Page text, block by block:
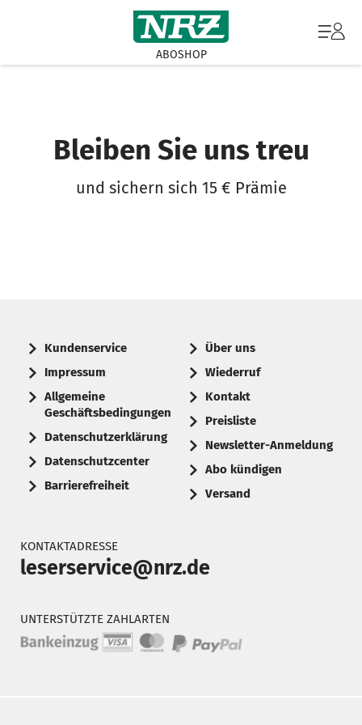
ABOSHOP
Bleiben Sie uns treu
und sichern sich 15 € Prämie
Kundenservice
Impressum
Allgemeine
Geschäftsbedingungen
Datenschutzerklärung
Datenschutzcenter
Barrierefreiheit
Über uns
Wiederruf
Kontakt
Preisliste
Newsletter-Anmeldung
Abo kündigen
Versand
KONTAKTADRESSE
leserservice@nrz.de
UNTERSTÜTZTE ZAHLARTEN